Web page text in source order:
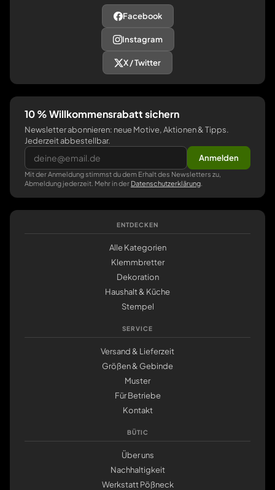
Facebook
Instagram
X / Twitter
10 % Willkommensrabatt sichern
Newsletter abonnieren: neue Motive, Aktionen & Tipps.
Jederzeit abbestellbar.
Anmelden
Mit der Anmeldung stimmst du dem Erhalt des Newsletters zu,
Abmeldung jederzeit. Mehr in der Datenschutzerklärung
ENTDECKEN
Alle Kategorien
Klemmbretter
Dekoration
Haushalt & Küche
Stempel
SERVICE
Versand & Lieferzeit
Größen & Gebinde
Muster
Für Betriebe
Kontakt
BÜTIC
Über uns
Nachhaltigkeit
Werkstatt Pößneck